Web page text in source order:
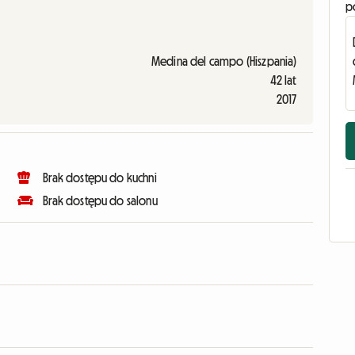
Medina del campo (Hiszpania)
42 lat
2017
Brak dostępu do kuchni
Brak dostępu do salonu